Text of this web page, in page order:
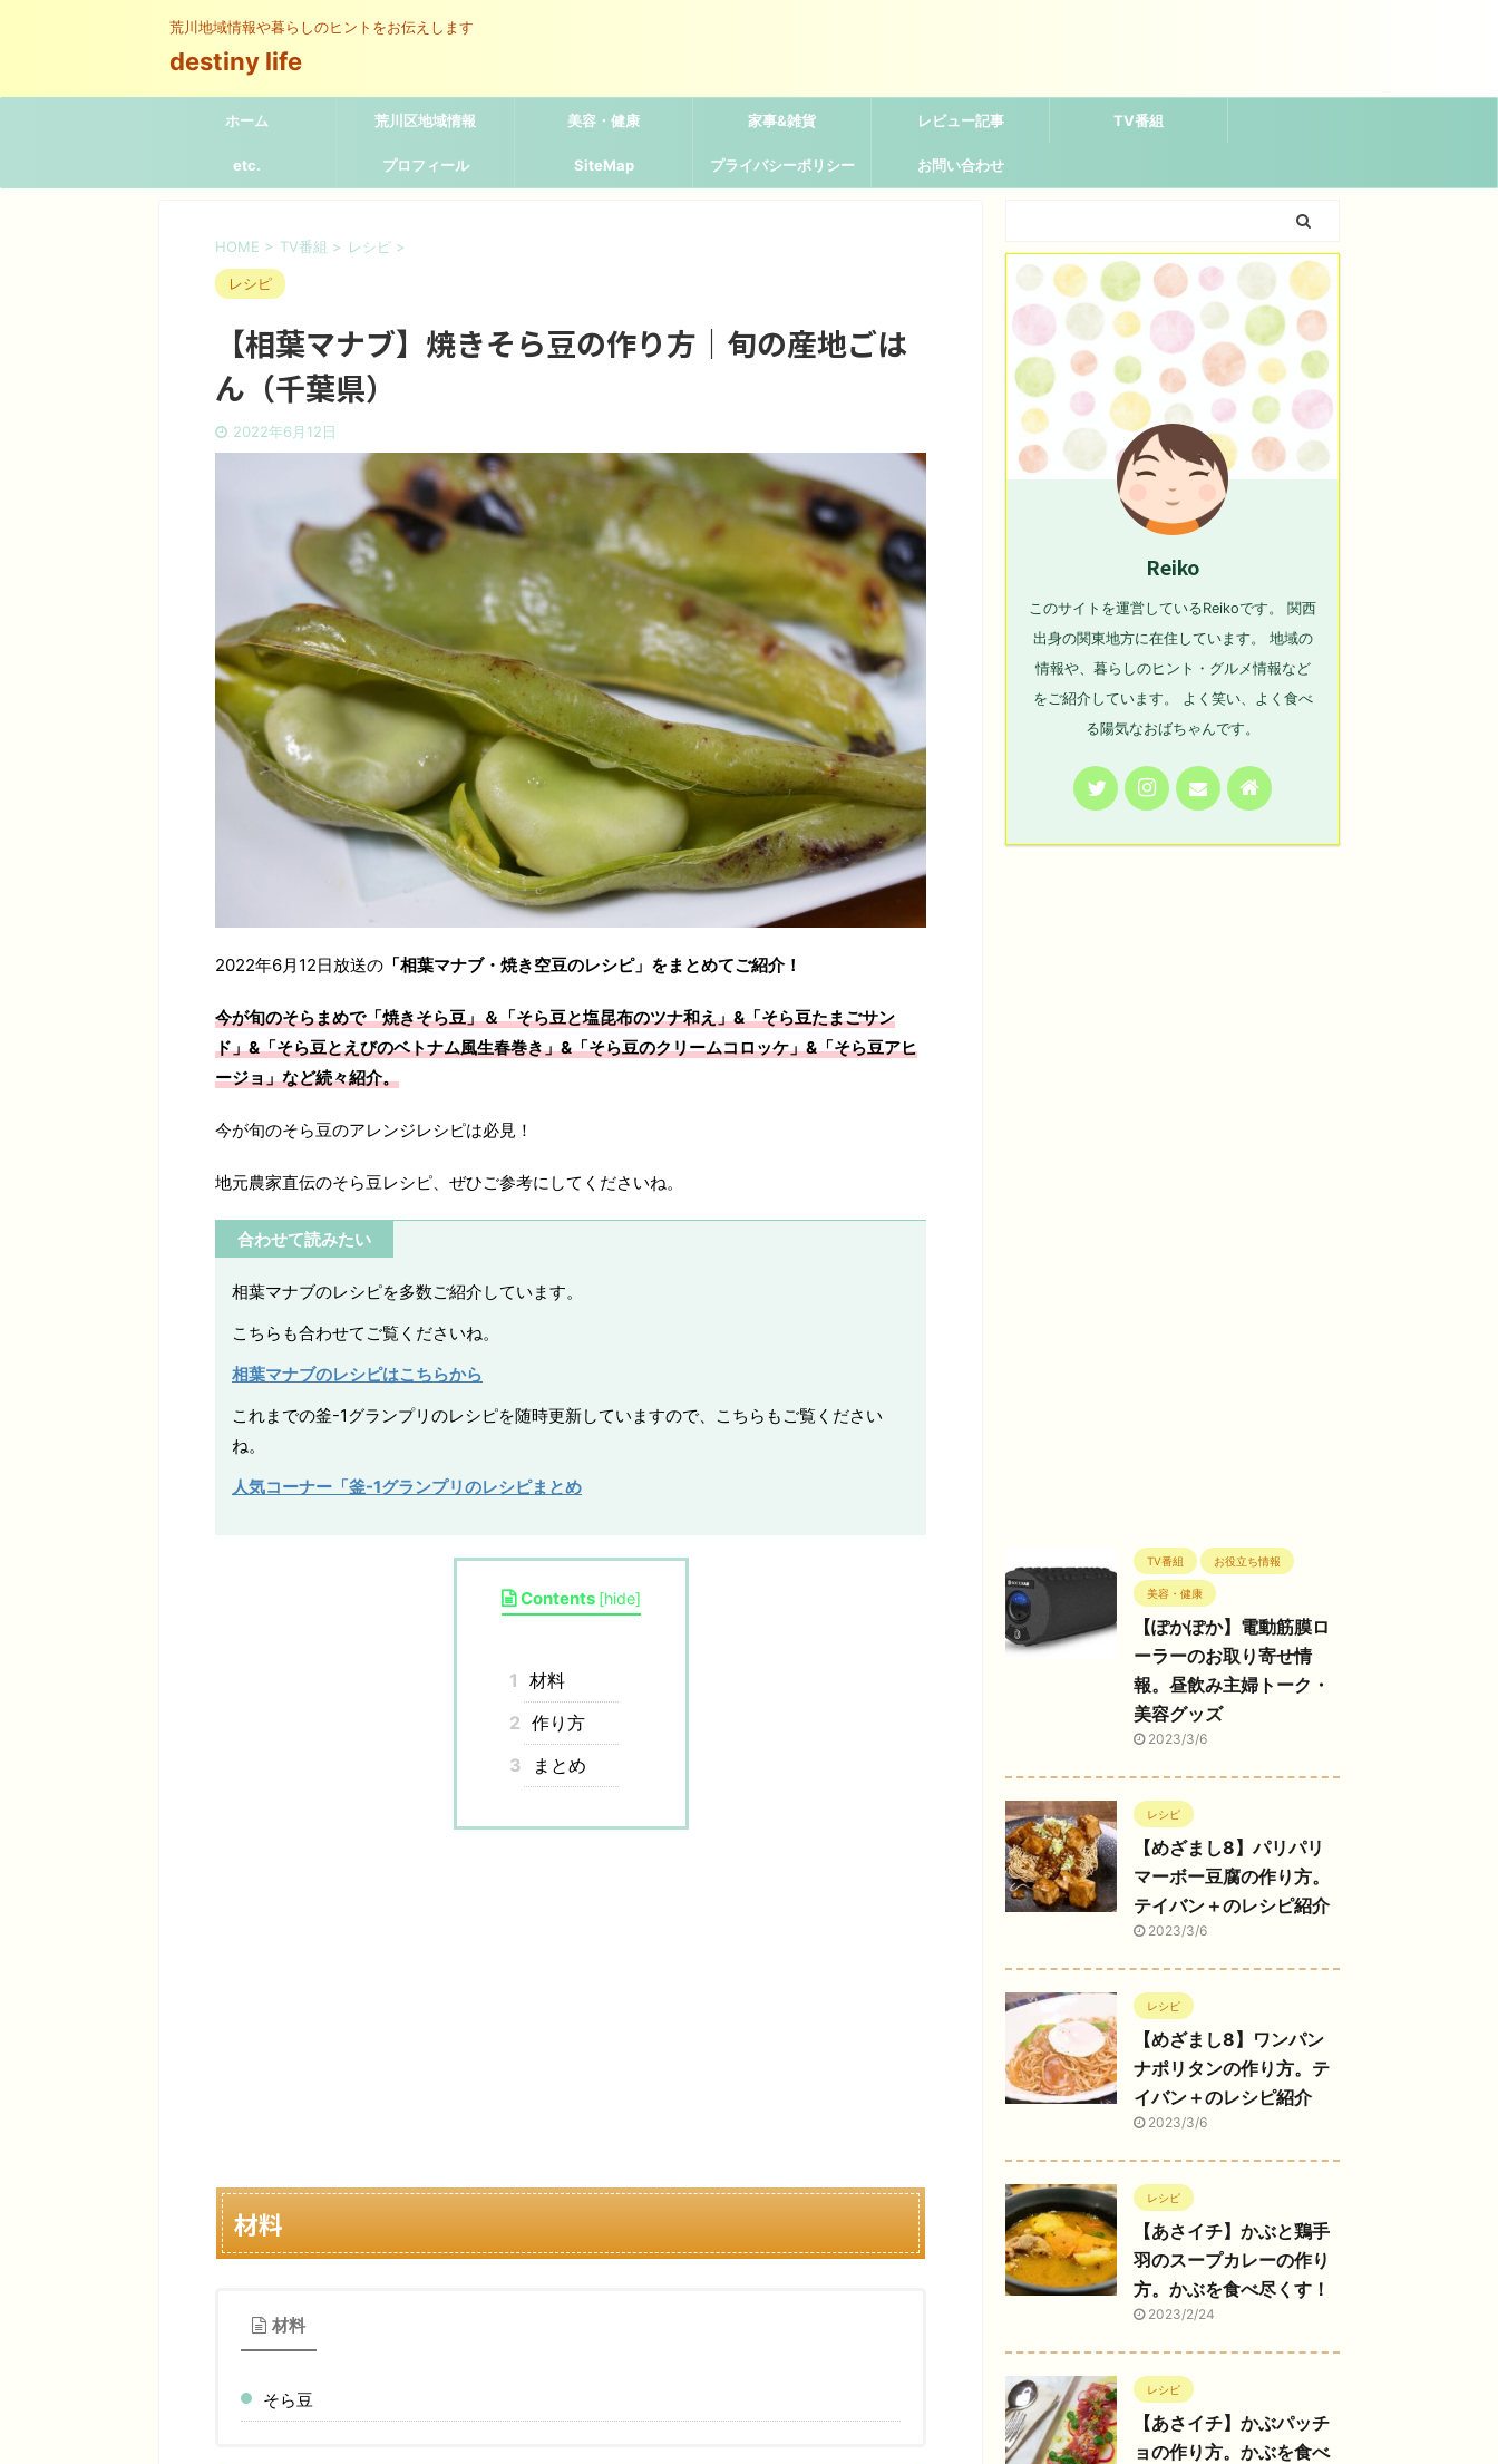
荒川地域情報や暮らしのヒントをお伝えします
destiny life
ホーム 荒川区地域情報 美容・健康 家事&雑貨 レビュー記事 TV番組
etc. プロフィール SiteMap プライバシーポリシー お問い合わせ
HOME > TV番組 > レシピ >
レシピ
【相葉マナブ】焼きそら豆の作り方｜旬の産地ごは
ん（千葉県）
2022年6月12日
2022年6月12日放送の 「相葉マナブ・焼き空豆のレシピ」をまとめてご紹介！
今が旬のそらまめで「焼きそら豆」＆「そら豆と塩昆布のツナ和え」&「そら豆たまごサン
ド」&「そら豆とえびのベトナム風生春巻き」&「そら豆のクリームコロッケ」&「そら豆アヒ
ージョ」など続々紹介。
今が旬のそら豆のアレンジレシピは必見！
地元農家直伝のそら豆レシピ、ぜひご参考にしてくださいね。
合わせて読みたい
相葉マナブのレシピを多数ご紹介しています。
こちらも合わせてご覧くださいね。
相葉マナブのレシピはこちらから
これまでの釜-1グランプリのレシピを随時更新していますので、こちらもご覧ください
ね。
人気コーナー「釜-1グランプリのレシピまとめ
Contents [hide]
1 材料
2 作り方
3
まとめ
材料
材料
そら豆
Reiko
このサイトを運営しているReikoです。 関西
出身の関東地方に在住しています。 地域の
情報や、暮らしのヒント・グルメ情報など
をご紹介しています。 よく笑い、よく食べ
る陽気なおばちゃんです。
TV番組 お役立ち情報
美容・健康
【ぽかぽか】電動筋膜ロ
ーラーのお取り寄せ情
報。昼飲み主婦トーク・
美容グッズ
2023/3/6
レシピ
【めざまし8】パリパリ
マーボー豆腐の作り方。
テイバン＋のレシピ紹介
2023/3/6
レシピ
【めざまし8】ワンパン
ナポリタンの作り方。テ
イバン＋のレシピ紹介
2023/3/6
レシピ
【あさイチ】かぶと鶏手
羽のスープカレーの作り
方。かぶを食べ尽くす！
2023/2/24
レシピ
【あさイチ】かぶパッチ
ョの作り方。かぶを食べ